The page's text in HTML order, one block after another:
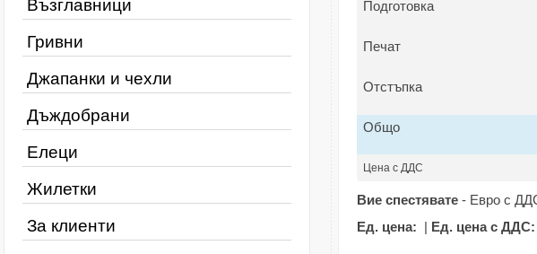
Възглавници
Гривни
Джапанки и чехли
Дъждобрани
Елеци
Жилетки
За клиенти
Подготовка
Печат
Отстъпка
Общо
Цена с ДДС
Вие спестявате - Евро с
Ед. цена: | Ед. цена с ДДС: